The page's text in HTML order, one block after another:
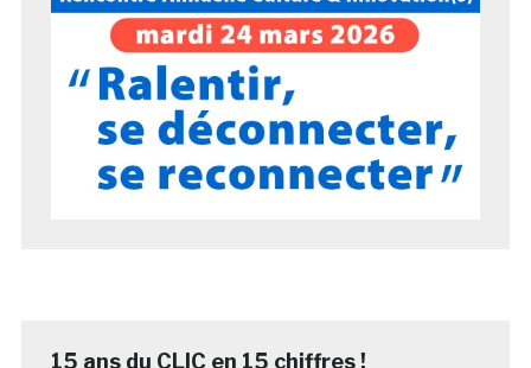
15 ans du CLIC en 15 chiffres !